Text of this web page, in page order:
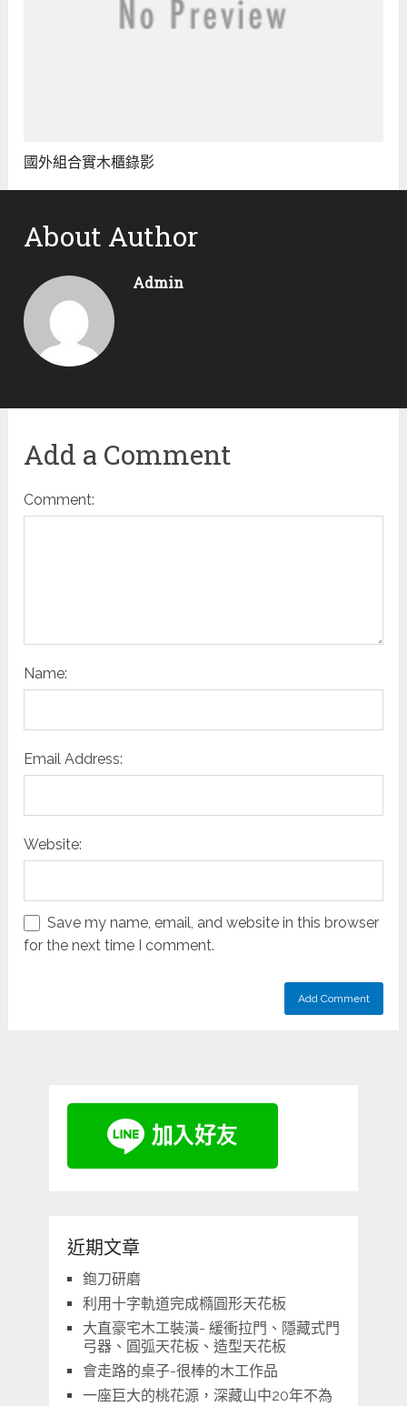
國外組合實木櫃錄影
About Author
Admin
Add a Comment
Comment:
Name:
Email Address:
Website:
Save my name, email, and website in this browser
for the next time I comment.
近期文章
鉋刀研磨
利用十字軌道完成橢圓形天花板
大直豪宅木工裝潢- 緩衝拉門、隱藏式門
弓器、圓弧天花板、造型天花板
會走路的桌子-很棒的木工作品
一座巨大的桃花源，深藏山中20年不為